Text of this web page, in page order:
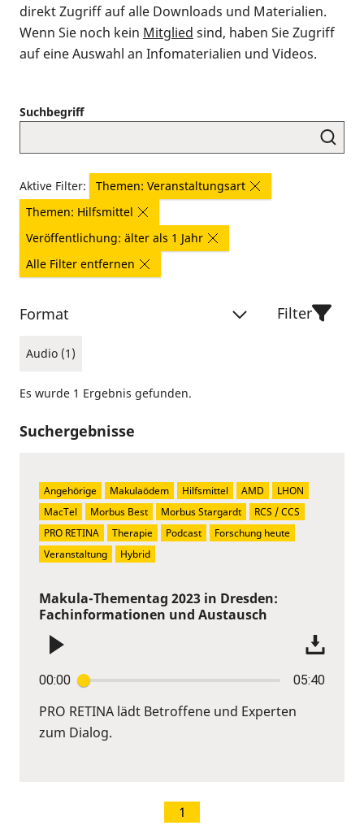
direkt Zugriff auf alle Downloads und Materialien.
Wenn Sie noch kein Mitglied sind, haben Sie Zugriff
auf eine Auswahl an Infomaterialien und Videos.
Suchbegriff
Aktive Filter:
Themen: Veranstaltungsart
Themen: Hilfsmittel
Veröffentlichung: älter als 1 Jahr
Alle Filter entfernen
Format
Audio (1)
Filter
Es wurde 1 Ergebnis gefunden.
Suchergebnisse
Makula-Thementag 2023 in Dresden:
Fachinformationen und Austausch
00:00 05:40
PRO RETINA lädt Betroffene und Experten
zum Dialog.
Angehörige Makulaödem Hilfsmittel AMD
LHON
MacTel
Morbus Best Morbus Stargardt
RCS / CCS
PRO RETINA
Therapie Podcast
Forschung heute
Veranstaltung
Hybrid
1